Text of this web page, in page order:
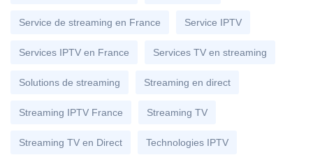
Service de streaming en France Service IPTV
Services IPTV en France Services TV en streaming
Solutions de streaming Streaming en direct
Streaming IPTV France Streaming TV
Streaming TV en Direct Technologies IPTV